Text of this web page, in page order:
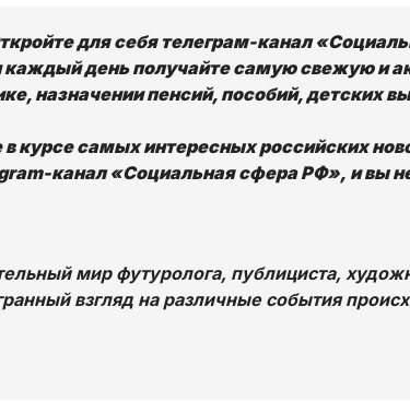
для себя телеграм-канал
каждый день получайте самую свежую и
назначении пенсий, пособий, детских
курсе самых интересных российских
канал «Социальная сфера РФ», и вы
мир футуролога, публициста,
взгляд на различные события